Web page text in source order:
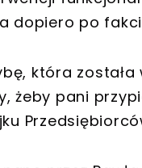
dopiero po
która
żeby pani